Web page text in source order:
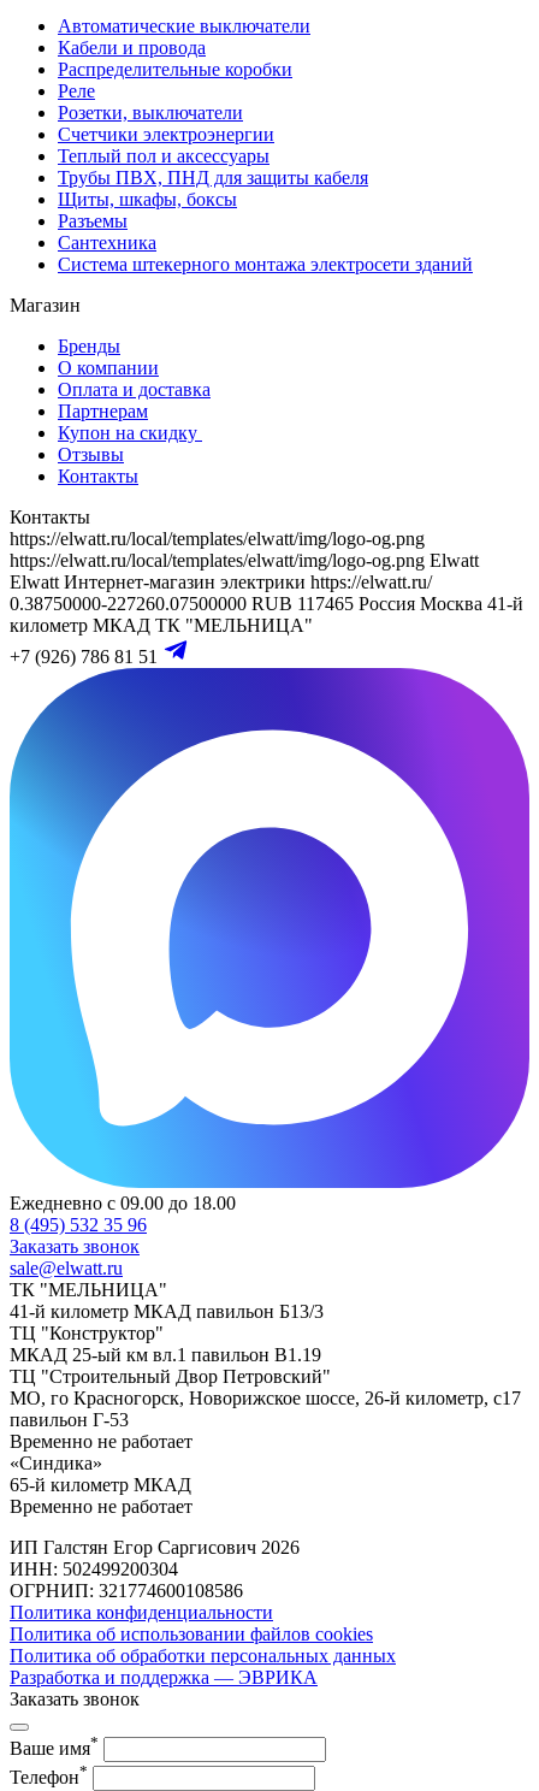
Автоматические выключатели
Кабели и провода
Распределительные коробки
Реле
Розетки, выключатели
Счетчики электроэнергии
Теплый пол и аксессуары
Трубы ПВХ, ПНД для защиты кабеля
Щиты, шкафы, боксы
Разъемы
Сантехника
Система штекерного монтажа электросети зданий
Магазин
Бренды
О компании
Оплата и доставка
Партнерам
Купон на скидку
Отзывы
Контакты
Контакты
https://elwatt.ru/local/templates/elwatt/img/logo-og.png
https://elwatt.ru/local/templates/elwatt/img/logo-og.png Elwatt
Elwatt Интернет-магазин электрики https://elwatt.ru/
0.38750000-227260.07500000 RUB 117465 Россия Москва 41-й
километр МКАД ТК "МЕЛЬНИЦА"
+7 (926) 786 81 51
Ежедневно с 09.00 до 18.00
8 (495) 532 35 96
Заказать звонок
sale@elwatt.ru
ТК "МЕЛЬНИЦА"
41-й километр МКАД павильон Б13/3
ТЦ "Конструктор"
МКАД 25-ый км вл.1 павильон В1.19
ТЦ "Строительный Двор Петровский"
МО, го Красногорск, Новорижское шоссе, 26-й километр, с17
павильон Г-53
Временно не работает
«Синдика»
65-й километр МКАД
Временно не работает
ИП Галстян Егор Саргисович 2026
ИНН: 502499200304
ОГРНИП: 321774600108586
Политика конфиденциальности
Политика об использовании файлов cookies
Политика об обработки персональных данных
Разработка и поддержка — ЭВРИКА
Заказать звонок
Ваше имя*
Телефон*